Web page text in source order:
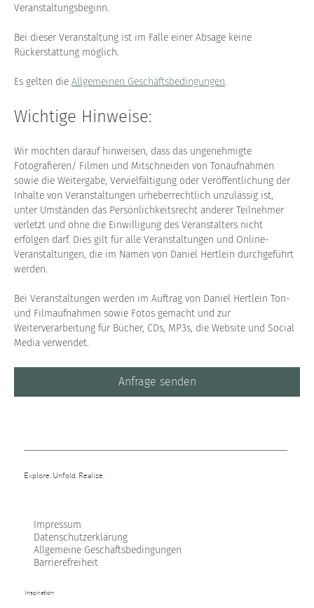
Veranstaltungsbeginn.
Bei dieser Veranstaltung ist im Falle einer Absage keine
Rückerstattung möglich.
Es gelten die Allgemeinen Geschäftsbedingungen.
Wichtige Hinweise:
Wir möchten darauf hinweisen, dass das ungenehmigte
Fotografieren/ Filmen und Mitschneiden von Tonaufnahmen
sowie die Weitergabe, Vervielfältigung oder Veröffentlichung der
Inhalte von Veranstaltungen urheberrechtlich unzulässig ist,
unter Umständen das Persönlichkeitsrecht anderer Teilnehmer
verletzt und ohne die Einwilligung des Veranstalters nicht
erfolgen darf. Dies gilt für alle Veranstaltungen und Online-
Veranstaltungen, die im Namen von Daniel Hertlein durchgeführt
werden.
Bei Veranstaltungen werden im Auftrag von Daniel Hertlein Ton-
und Filmaufnahmen sowie Fotos gemacht und zur
Weiterverarbeitung für Bücher, CDs, MP3s, die Website und Social
Media verwendet.
Anfrage senden
Explore. Unfold. Realize.
Impressum
Datenschutzerklärung
Allgemeine Geschäftsbedingungen
Barrierefreiheit
Inspiration